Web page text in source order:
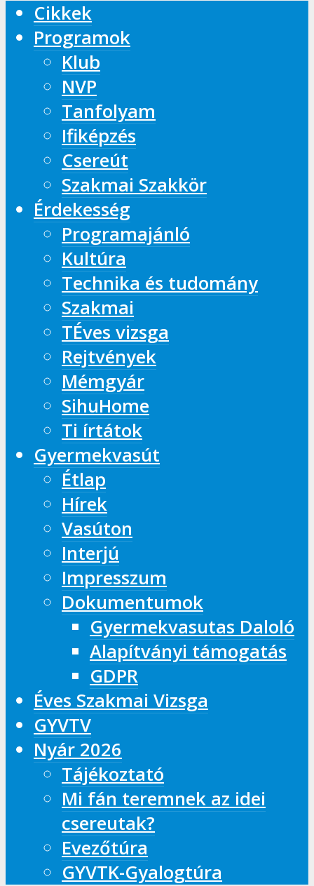
Cikkek
Programok
Klub
NVP
Tanfolyam
Ifiképzés
Csereút
Szakmai Szakkör
Érdekesség
Programajánló
Kultúra
Technika és tudomány
Szakmai
TÉves vizsga
Rejtvények
Mémgyár
SihuHome
Ti írtátok
Gyermekvasút
Étlap
Hírek
Vasúton
Interjú
Impresszum
Dokumentumok
Gyermekvasutas Daloló
Alapítványi támogatás
GDPR
Éves Szakmai Vizsga
GYVTV
Nyár 2026
Tájékoztató
Mi fán teremnek az idei
csereutak?
Evezőtúra
GYVTK-Gyalogtúra